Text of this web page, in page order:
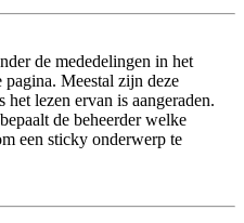
de mededelingen in het
pagina. Meestal zijn deze
lezen ervan is aangeraden.
de beheerder welke
een sticky onderwerp te